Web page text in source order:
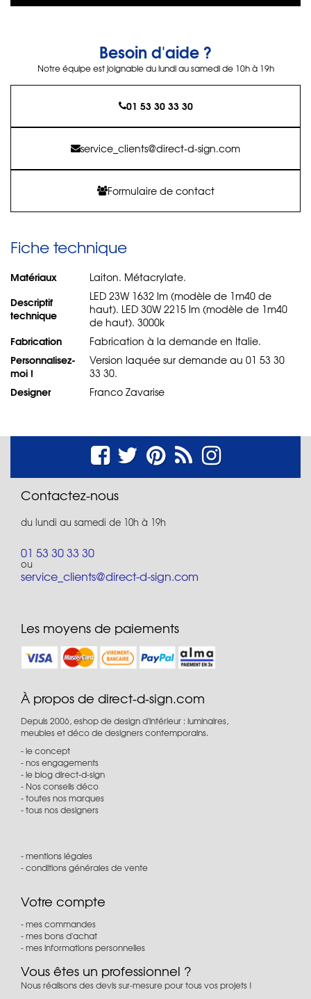
Besoin d'aide ?
Notre équipe est joignable du lundi au samedi de 10h à 19h
01 53 30 33 30
service_clients@direct-d-sign.com
Formulaire de contact
Fiche technique
Matériaux Laiton. Métacrylate.
Descriptif
technique
LED 23W 1632 lm (modèle de 1m40 de
haut). LED 30W 2215 lm (modèle de 1m40
de haut). 3000k
Fabrication Fabrication à la demande en Italie.
Personnalisez-
moi !
Version laquée sur demande au 01 53 30
33 30.
Designer Franco Zavarise
Contactez-nous
du lundi au samedi de 10h à 19h
01 53 30 33 30
ou
service_clients@direct-d-sign.com
Les moyens de paiements
À propos de direct-d-sign.com
Depuis 2006, eshop de design d'intérieur : luminaires,
meubles et déco de designers contemporains.
le concept
nos engagements
le blog direct-d-sign
Nos conseils déco
toutes nos marques
tous nos designers
mentions légales
conditions générales de vente
Votre compte
mes commandes
mes bons d'achat
mes informations personnelles
Vous êtes un professionnel ?
Nous réalisons des devis sur-mesure pour tous vos projets !